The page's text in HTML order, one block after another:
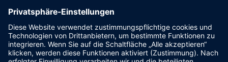
vorhanden.
ANFAHRT